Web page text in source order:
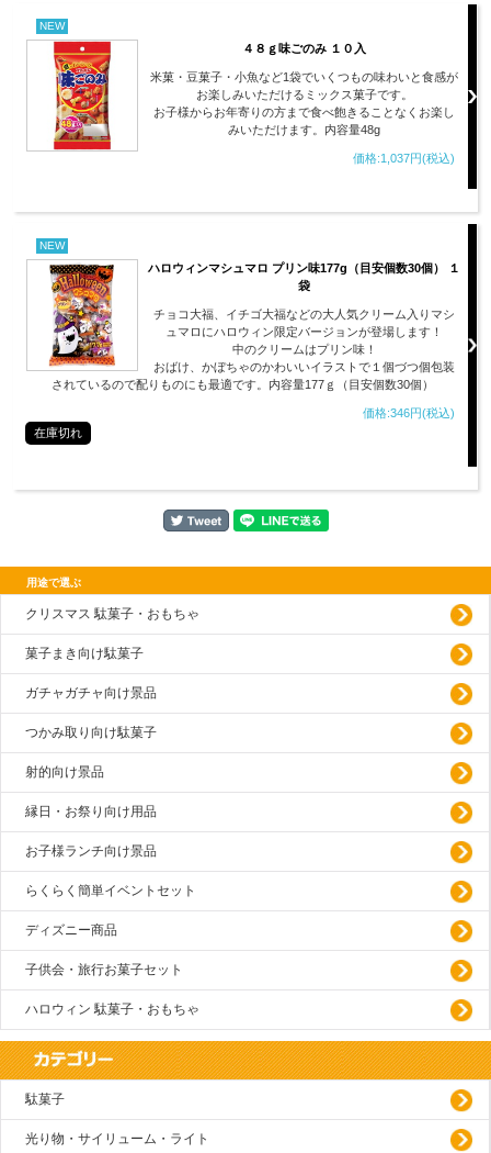
NEW
４８ｇ味ごのみ １０入
米菓・豆菓子・小魚など1袋でいくつもの味わいと食感が
お楽しみいただけるミックス菓子です。
お子様からお年寄りの方まで食べ飽きることなくお楽し
みいただけます。内容量48g
価格:1,037円(税込)
NEW
ハロウィンマシュマロ プリン味177g（目安個数30個） １
袋
チョコ大福、イチゴ大福などの大人気クリーム入りマシ
ュマロにハロウィン限定バージョンが登場します！
中のクリームはプリン味！
おばけ、かぼちゃのかわいいイラストで１個づつ個包装
されているので配りものにも最適です。内容量177ｇ（目安個数30個）
価格:346円(税込)
在庫切れ
用途で選ぶ
クリスマス 駄菓子・おもちゃ
菓子まき向け駄菓子
ガチャガチャ向け景品
つかみ取り向け駄菓子
射的向け景品
縁日・お祭り向け用品
お子様ランチ向け景品
らくらく簡単イベントセット
ディズニー商品
子供会・旅行お菓子セット
ハロウィン 駄菓子・おもちゃ
駄菓子
光り物・サイリューム・ライト